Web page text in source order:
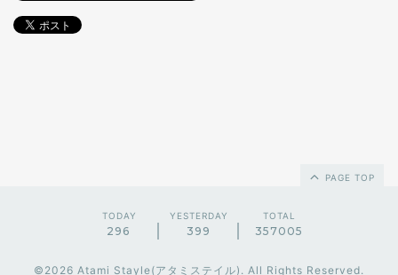
PAGE TOP
TODAY
296
YESTERDAY
399
TOTAL
357005
©2026 Atami Stayle(アタミステイル) . All Rights Reserved.